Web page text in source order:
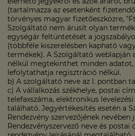
(tartalmazza az esetenként
törvényes magyar fizetőeszközre,
Szolgáltató nem árusít olyan
egységár feltüntetését a
(többféle kiszerelésben kapható
termékek). A Szolgáltató weblapján
nélkül megtekinthet minden adatot,
lefolytathatja regisztráció nélkül.
b) A szolgáltató neve az I. pontban
c) A vállalkozás székhelye, postai
telefaxszáma, elektronikus
található. Jegyértékesítés esetén a
Rendezvény szervezőjének nevében
Rendezvényszervező neve és